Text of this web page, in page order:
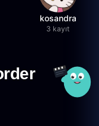
kosandra
3 kayıt